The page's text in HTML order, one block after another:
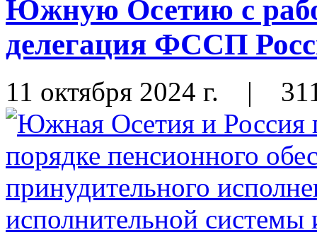
Южную Осетию с
делегация ФССП
11 октября 2024 г. |